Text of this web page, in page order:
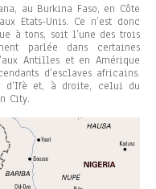
au Burkina Faso, en Côte
Etats-Unis. Ce n’est donc
à tons, soit l’une des trois
parlée dans certaines
Antilles et en Amérique
d’esclaves africains.
d’Ifè et, à droite, celui du
City.